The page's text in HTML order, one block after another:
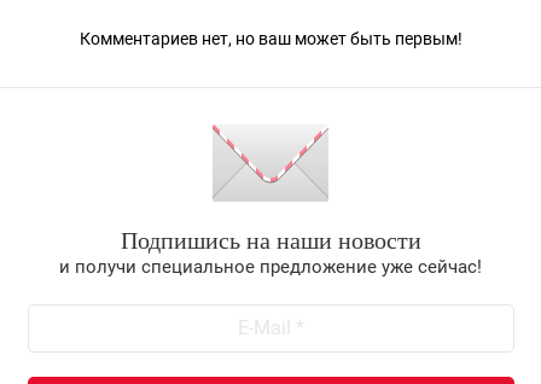
Комментариев нет, но ваш может быть первым!
Подпишись на наши новости
и получи специальное предложение уже сейчас!